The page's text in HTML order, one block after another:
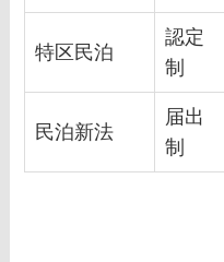
特区民泊
認定
制
民泊新法
届出
制